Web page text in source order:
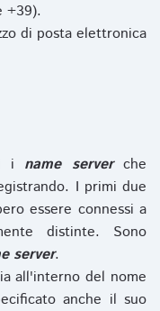
+39).
di posta elettronica
i name serverche
I primi due
essere connessi a
distinte. Sono
server.
all'interno del nome
anche il suo